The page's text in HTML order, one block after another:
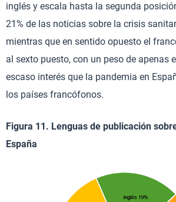
inglés y escala hasta la segunda
21% de las noticias sobre la crisis
mientras que en sentido opuesto el
al sexto puesto, con un peso de apenas
escaso interés que la pandemia en
los países francófonos.
Figura 11. Lenguas de publicación
España